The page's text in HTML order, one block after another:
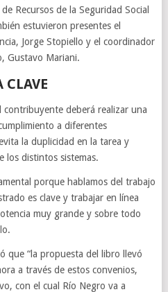
Recursos de la Seguridad Social
estuvieron presentes el
Jorge Stopiello y el coordinador
Gustavo Mariani.
deberá realizar una
a diferentes
la duplicidad en la tarea y
los distintos sistemas.
porque hablamos del trabajo
es clave y trabajar en línea
muy grande y sobre todo
que “la propuesta del libro llevó
a través de estos convenios,
con el cual Río Negro va a